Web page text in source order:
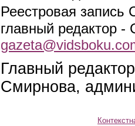
Реестровая
главный редактор
Главный
Смирнова,